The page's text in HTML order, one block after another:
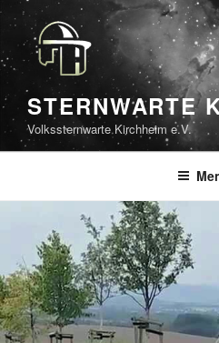
Zum
Inhalt
springen
STERNWARTE
Volkssternwarte Kirchheim e.V.